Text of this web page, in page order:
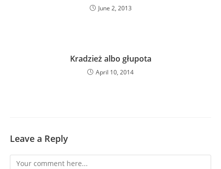
June 2, 2013
Kradzież albo głupota
April 10, 2014
Leave a Reply
Comment